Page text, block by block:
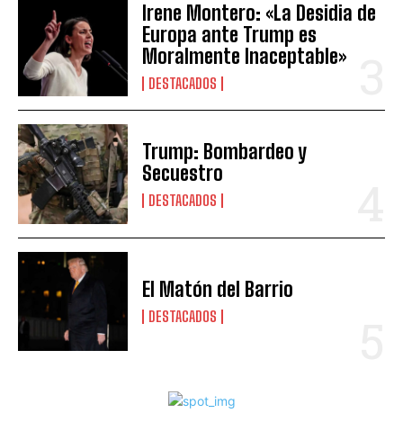
Irene Montero: «La Desidia de
Europa ante Trump es
Moralmente Inaceptable»
DESTACADOS
Trump: Bombardeo y
Secuestro
DESTACADOS
El Matón del Barrio
DESTACADOS